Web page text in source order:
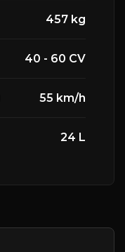
457 kg
40 - 60 CV
55 km/h
24 L